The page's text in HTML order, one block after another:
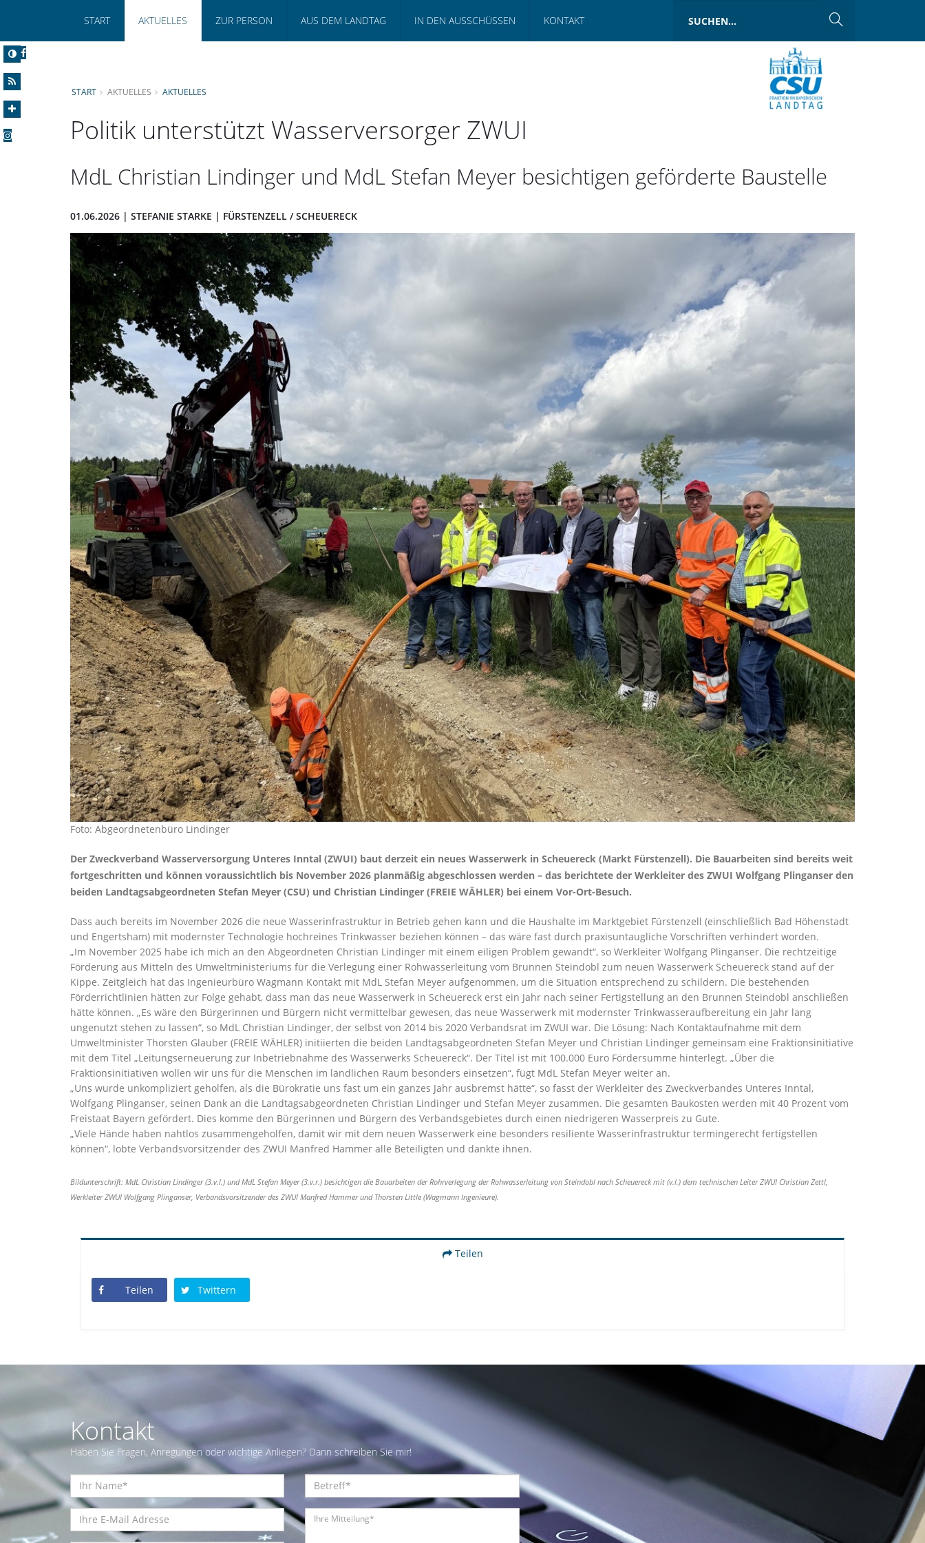
START AKTUELLES ZUR PERSON AUS DEM LANDTAG IN DEN AUSSCHÜSSEN KONTAKT
START AKTUELLES AKTUELLES
Politik unterstützt Wasserversorger ZWUI
MdL Christian Lindinger und MdL Stefan Meyer besichtigen geförderte Baustelle
01.06.2026 | STEFANIE STARKE | FÜRSTENZELL / SCHEUERECK
Foto: Abgeordnetenbüro Lindinger
Der Zweckverband Wasserversorgung Unteres Inntal (ZWUI) baut derzeit ein neues Wasserwerk in Scheuereck (Markt Fürstenzell). Die Bauarbeiten sind bereits weit
fortgeschritten und können voraussichtlich bis November 2026 planmäßig abgeschlossen werden – das berichtete der Werkleiter des ZWUI Wolfgang Plinganser den
beiden Landtagsabgeordneten Stefan Meyer (CSU) und Christian Lindinger (FREIE WÄHLER) bei einem Vor-Ort-Besuch.
Dass auch bereits im November 2026 die neue Wasserinfrastruktur in Betrieb gehen kann und die Haushalte im Marktgebiet Fürstenzell (einschließlich Bad Höhenstadt
und Engertsham) mit modernster Technologie hochreines Trinkwasser beziehen können – das wäre fast durch praxisuntaugliche Vorschriften verhindert worden.
Im November 2025 habe ich mich an den Abgeordneten Christian Lindinger mit einem eiligen Problem gewandt“, so Werkleiter Wolfgang Plinganser. Die rechtzeitige
Förderung aus Mitteln des Umweltministeriums für die Verlegung einer Rohwasserleitung vom Brunnen Steindobl zum neuen Wasserwerk Scheuereck stand auf der
Kippe. Zeitgleich hat das Ingenieurbüro Wagmann Kontakt mit MdL Stefan Meyer aufgenommen, um die Situation entsprechend zu schildern. Die bestehenden
Förderrichtlinien hätten zur Folge gehabt, dass man das neue Wasserwerk in Scheuereck erst ein Jahr nach seiner Fertigstellung an den Brunnen Steindobl anschließen
hätte können. „Es wäre den Bürgerinnen und Bürgern nicht vermittelbar gewesen, das neue Wasserwerk mit modernster Trinkwasseraufbereitung ein Jahr lang
ungenutzt stehen zu lassen“, so MdL Christian Lindinger, der selbst von 2014 bis 2020 Verbandsrat im ZWUI war. Die Lösung: Nach Kontaktaufnahme mit dem
Umweltminister Thorsten Glauber (FREIE WÄHLER) initiierten die beiden Landtagsabgeordneten Stefan Meyer und Christian Lindinger gemeinsam eine Fraktionsinitiative
mit dem Titel „Leitungserneuerung zur Inbetriebnahme des Wasserwerks Scheuereck“. Der Titel ist mit 100.000 Euro Fördersumme hinterlegt. „Über die
Fraktionsinitiativen wollen wir uns für die Menschen im ländlichen Raum besonders einsetzen“, fügt MdL Stefan Meyer weiter an.
Uns wurde unkompliziert geholfen, als die Bürokratie uns fast um ein ganzes Jahr ausbremst hätte“, so fasst der Werkleiter des Zweckverbandes Unteres Inntal,
Wolfgang Plinganser, seinen Dank an die Landtagsabgeordneten Christian Lindinger und Stefan Meyer zusammen. Die gesamten Baukosten werden mit 40 Prozent vom
Freistaat Bayern gefördert. Dies komme den Bürgerinnen und Bürgern des Verbandsgebietes durch einen niedrigeren Wasserpreis zu Gute.
Viele Hände haben nahtlos zusammengeholfen, damit wir mit dem neuen Wasserwerk eine besonders resiliente Wasserinfrastruktur termingerecht fertigstellen
können“, lobte Verbandsvorsitzender des ZWUI Manfred Hammer alle Beteiligten und dankte ihnen.
Bildunterschrift: MdL Christian Lindinger (3.v.l.) und MdL Stefan Meyer (3.v.r.) besichtigen die Bauarbeiten der Rohrverlegung der Rohwasserleitung von Steindobl nach Scheuereck mit (v.l.) dem technischen Leiter ZWUI Christian Zettl,
Werkleiter ZWUI Wolfgang Plinganser, Verbandsvorsitzender des ZWUI Manfred Hammer und Thorsten Little (Wagmann Ingenieure).
Teilen
Teilen Twittern
Kontakt
Haben Sie Fragen, Anregungen oder wichtige Anliegen? Dann schreiben Sie mir!